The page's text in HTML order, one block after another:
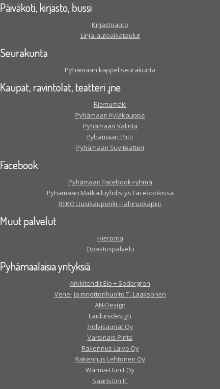
Päiväkoti, kirjasto, bussi
Kirjastoauto
Linja-autoaikataulut
Seurakunta
Pyhämaan kappeliseurakunta
Kaupat, ravintolat, teatteri ,jne
Riemumäki
Pyhämaan Kyläkauppa
Pyhämaan Valinta
Pyhämaan Pirtti
Pyhämaan Suviteatteri
Facebook
Pyhämaan Facebook-ryhmä
Pyhämaan Matkailuyhdistys Facebookissa
REKO Uusikaupunki - lähiruokapiiri
Muut palvelut
Hieronta
Opastuspalvelu
Pyhämaalaisia yrityksiä
Arkkitehdit Elo + Sodergren
Vene- ja moottorihuolto T. Laaksonen
AN-Design
Laidun-design
Holvisaunat Oy
Varsinais-Pinta
Rakennus Laivo Oy
Rakennus Lehtonen Oy
Warma-Uunit Oy
Saariston IT